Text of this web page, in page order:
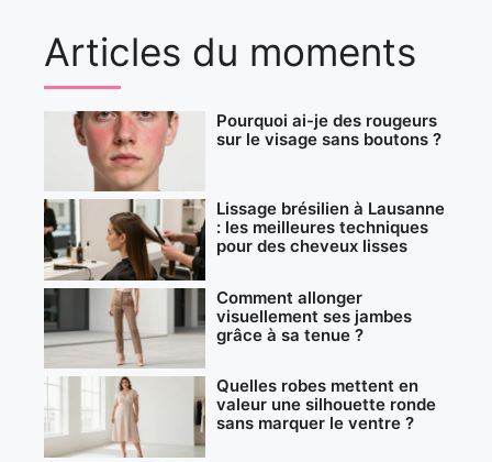
Articles du moments
Pourquoi ai-je des rougeurs
sur le visage sans boutons ?
Lissage brésilien à Lausanne
: les meilleures techniques
pour des cheveux lisses
Comment allonger
visuellement ses jambes
grâce à sa tenue ?
Quelles robes mettent en
valeur une silhouette ronde
sans marquer le ventre ?